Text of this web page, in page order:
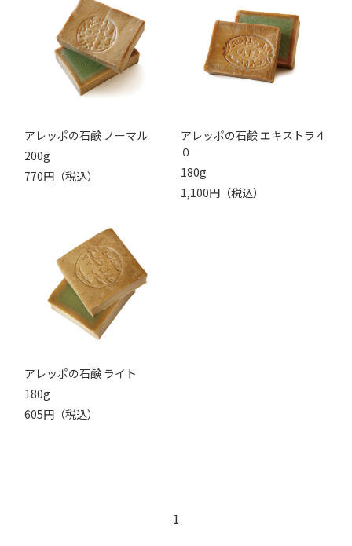
アレッポの石鹸 ノーマル
200g
770円（税込）
アレッポの石鹸 エキストラ４
０
180g
1,100円（税込）
アレッポの石鹸 ライト
180g
605円（税込）
1